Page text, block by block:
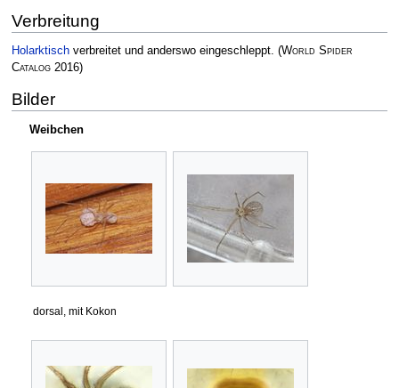
Verbreitung
Holarktischverbreitet und anderswo eingeschleppt. (World Spider
Catalog2016)
Bilder
Weibchen
dorsal, mit Kokon